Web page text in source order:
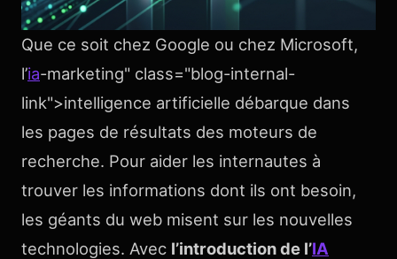
Que ce soit chez Google ou chez Microsoft,
l’ia-marketing" class="blog-internal-
link">intelligence artificielle débarque dans
les pages de résultats des moteurs de
recherche. Pour aider les internautes à
trouver les informations dont ils ont besoin,
les géants du web misent sur les nouvelles
technologies. Avec l’introduction de l’IA